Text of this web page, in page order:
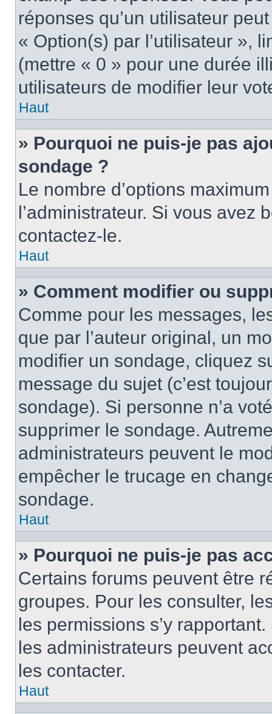
réponses qu’un utilisateur
« Option(s) par l’utilisateur »,
(mettre « 0 » pour une durée
utilisateurs de modifier leur
Haut
» Pourquoi ne puis-je pas
sondage ?
Le nombre d’options
l’administrateur. Si vous avez
contactez-le.
Haut
» Comment modifier ou
Comme pour les messages,
que par l’auteur original, un
modifier un sondage, cliquez
message du sujet (c’est
sondage). Si personne n’a
supprimer le sondage.
administrateurs peuvent le
empêcher le trucage en
sondage.
Haut
» Pourquoi ne puis-je pas
Certains forums peuvent être
groupes. Pour les consulter,
les permissions s’y
les administrateurs peuvent
les contacter.
Haut